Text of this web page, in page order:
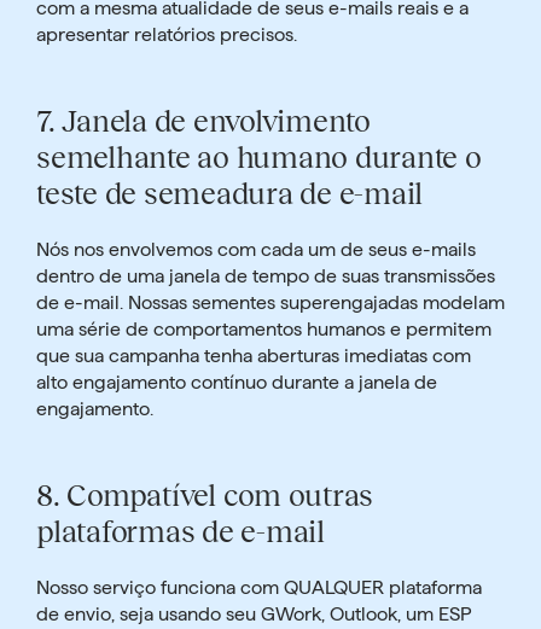
com a mesma atualidade de seus e-mails reais e a
apresentar relatórios precisos.
7.Janela de envolvimento
semelhante ao humano durante o
teste de semeadura de e-mail
Nós nos envolvemos com cada um de seus e-mails
dentro de uma janela de tempo de suas transmissões
de e-mail. Nossas sementes superengajadas modelam
uma série de comportamentos humanos e permitem
que sua campanha tenha aberturas imediatas com
alto engajamento contínuo durante a janela de
engajamento.
8. Compatível com outras
plataformas de e-mail
Nosso serviço funciona com QUALQUER plataforma
de envio, seja usando seu GWork, Outlook, um ESP